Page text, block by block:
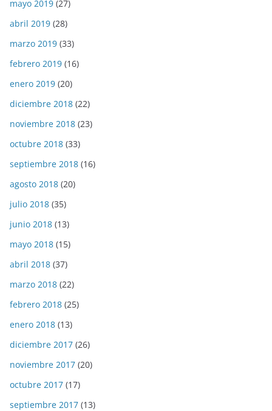
mayo 2019 (27)
abril 2019 (28)
marzo 2019 (33)
febrero 2019 (16)
enero 2019 (20)
diciembre 2018 (22)
noviembre 2018 (23)
octubre 2018 (33)
septiembre 2018 (16)
agosto 2018 (20)
julio 2018 (35)
junio 2018 (13)
mayo 2018 (15)
abril 2018 (37)
marzo 2018 (22)
febrero 2018 (25)
enero 2018 (13)
diciembre 2017 (26)
noviembre 2017 (20)
octubre 2017 (17)
septiembre 2017 (13)